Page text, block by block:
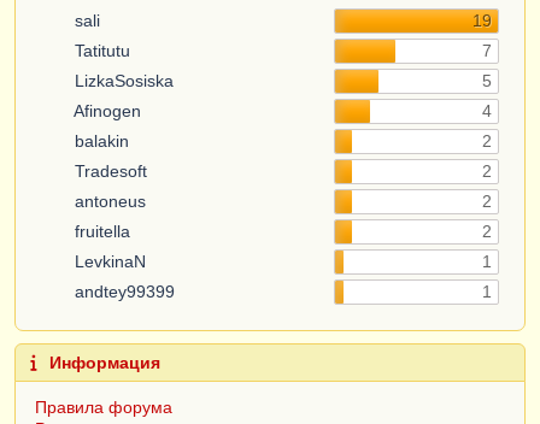
sali
19
Tatitutu
7
LizkaSosiska
5
Afinogen
4
balakin
2
Tradesoft
2
antoneus
2
fruitella
2
LevkinaN
1
andtey99399
1
Информация
Правила форума